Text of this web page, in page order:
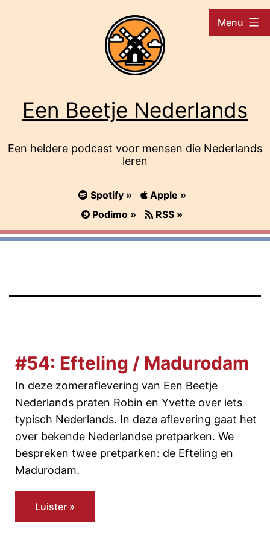
Een Beetje Nederlands
Een heldere podcast voor mensen die Nederlands
leren
Spotify »
Apple »
Podimo »
RSS »
Menu
#54: Efteling / Madurodam
In deze zomeraflevering van Een Beetje
Nederlands praten Robin en Yvette over iets
typisch Nederlands. In deze aflevering gaat het
over bekende Nederlandse pretparken. We
bespreken twee pretparken: de Efteling en
Madurodam.
Luister »